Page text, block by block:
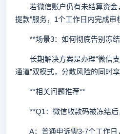
若微信账户仍有未结算资金
提款”服务，1个工作日内完成审
**场景3：如何彻底告别冻
长期解决方案是办理“微信支
通道”双模式，分散风险的同时享
**相关问题推荐**
**Q1：微信收款码被冻结后
A：普通申诉需3-7个工作日